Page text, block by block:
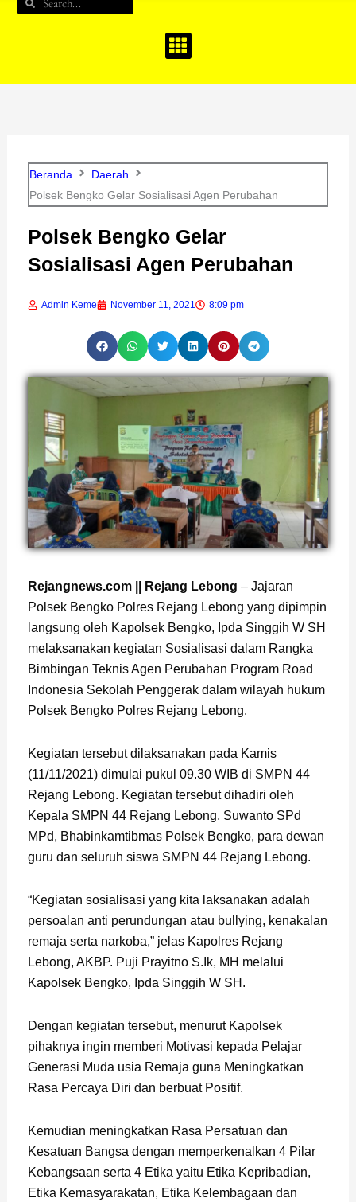
Beranda
Daerah
Polsek Bengko Gelar Sosialisasi Agen Perubahan
Polsek Bengko Gelar
Sosialisasi Agen Perubahan
Admin Keme November 11, 2021 8:09 pm
Rejangnews.com || Rejang Lebong – Jajaran
Polsek Bengko Polres Rejang Lebong yang dipimpin
langsung oleh Kapolsek Bengko, Ipda Singgih W SH
melaksanakan kegiatan Sosialisasi dalam Rangka
Bimbingan Teknis Agen Perubahan Program Road
Indonesia Sekolah Penggerak dalam wilayah hukum
Polsek Bengko Polres Rejang Lebong.
Kegiatan tersebut dilaksanakan pada Kamis
(11/11/2021) dimulai pukul 09.30 WIB di SMPN 44
Rejang Lebong. Kegiatan tersebut dihadiri oleh
Kepala SMPN 44 Rejang Lebong, Suwanto SPd
MPd, Bhabinkamtibmas Polsek Bengko, para dewan
guru dan seluruh siswa SMPN 44 Rejang Lebong.
“Kegiatan sosialisasi yang kita laksanakan adalah
persoalan anti perundungan atau bullying, kenakalan
remaja serta narkoba,” jelas Kapolres Rejang
Lebong, AKBP. Puji Prayitno S.Ik, MH melalui
Kapolsek Bengko, Ipda Singgih W SH.
Dengan kegiatan tersebut, menurut Kapolsek
pihaknya ingin memberi Motivasi kepada Pelajar
Generasi Muda usia Remaja guna Meningkatkan
Rasa Percaya Diri dan berbuat Positif.
Kemudian meningkatkan Rasa Persatuan dan
Kesatuan Bangsa dengan memperkenalkan 4 Pilar
Kebangsaan serta 4 Etika yaitu Etika Kepribadian,
Etika Kemasyarakatan, Etika Kelembagaan dan
Page
, Page